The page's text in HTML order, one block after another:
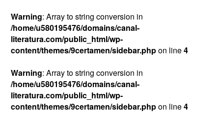
Warning: Array to string conversion in
/home/u580195476/domains/canal-
literatura.com/public_html/wp-
content/themes/9certamen/sidebar.phpon line4
Warning: Array to string conversion in
/home/u580195476/domains/canal-
literatura.com/public_html/wp-
content/themes/9certamen/sidebar.phpon line4